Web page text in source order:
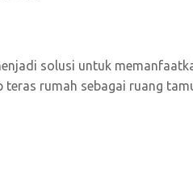
solusi untuk
rumah sebagai ruang